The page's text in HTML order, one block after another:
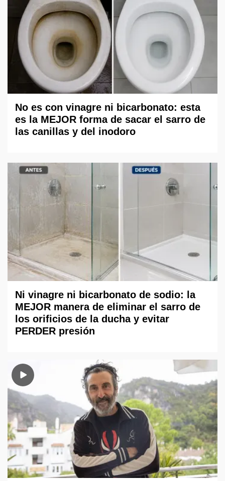
No es con vinagre ni bicarbonato: esta
es la MEJOR forma de sacar el sarro de
las canillas y del inodoro
Ni vinagre ni bicarbonato de sodio: la
MEJOR manera de eliminar el sarro de
los orificios de la ducha y evitar
PERDER presión